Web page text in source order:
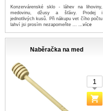
Konzervárenské sklo - láhev na lihoviny,
medovinu, džusy a šťávy. Prodej i
jednotlivých kusů. Při nákupu vet čího počtu
lahví jsi prosím nezapomeňte ... ...více
Naběračka na med